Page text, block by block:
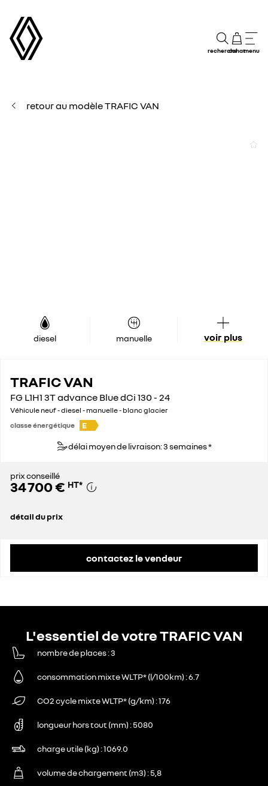
rechercheachatmenu
retour au modèle TRAFIC VAN
diesel manuelle voir plus
TRAFIC VAN
FG L1H1 3T advance Blue dCi 130 - 24
Véhicule neuf - diesel - manuelle - blanc glacier
classe énergétique
E
délai moyen de livraison: 3 semaines *
prix conseillé
34 700 € HT*
détail du prix
contactez le vendeur
L'essentiel de votre TRAFIC VAN
nombre de places 3
consommation mixte WLTP* (l/100km) 6.7
CO2 cycle mixte WLTP* (g/km) 176
longueur hors tout (mm) 5080
charge utile (kg) 1069.0
volume de chargement (m3) 5,8